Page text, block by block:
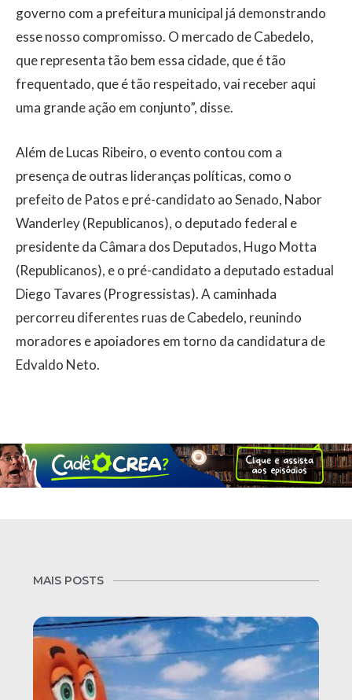
governo com a prefeitura municipal já demonstrando
esse nosso compromisso. O mercado de Cabedelo,
que representa tão bem essa cidade, que é tão
frequentado, que é tão respeitado, vai receber aqui
uma grande ação em conjunto”, disse.
Além de Lucas Ribeiro, o evento contou com a
presença de outras lideranças políticas, como o
prefeito de Patos e pré-candidato ao Senado, Nabor
Wanderley (Republicanos), o deputado federal e
presidente da Câmara dos Deputados, Hugo Motta
(Republicanos), e o pré-candidato a deputado estadual
Diego Tavares (Progressistas). A caminhada
percorreu diferentes ruas de Cabedelo, reunindo
moradores e apoiadores em torno da candidatura de
Edvaldo Neto.
MAIS POSTS